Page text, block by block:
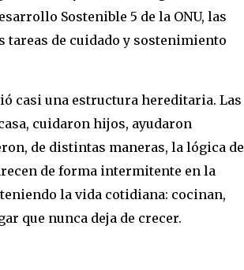
Sostenible 5 de la ONU, las
tareas de cuidado y sostenimiento
casi una estructura hereditaria. Las
cuidaron hijos, ayudaron
de distintas maneras, la lógica de
de forma intermitente en la
la vida cotidiana: cocinan,
que nunca deja de crecer.